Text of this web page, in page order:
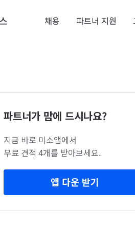
채용 파트너 지원
파트너가 맘에 드시나요?
지금 바로 미소앱에서
무료 견적 4개를 받아보세요.
앱 다운 받기